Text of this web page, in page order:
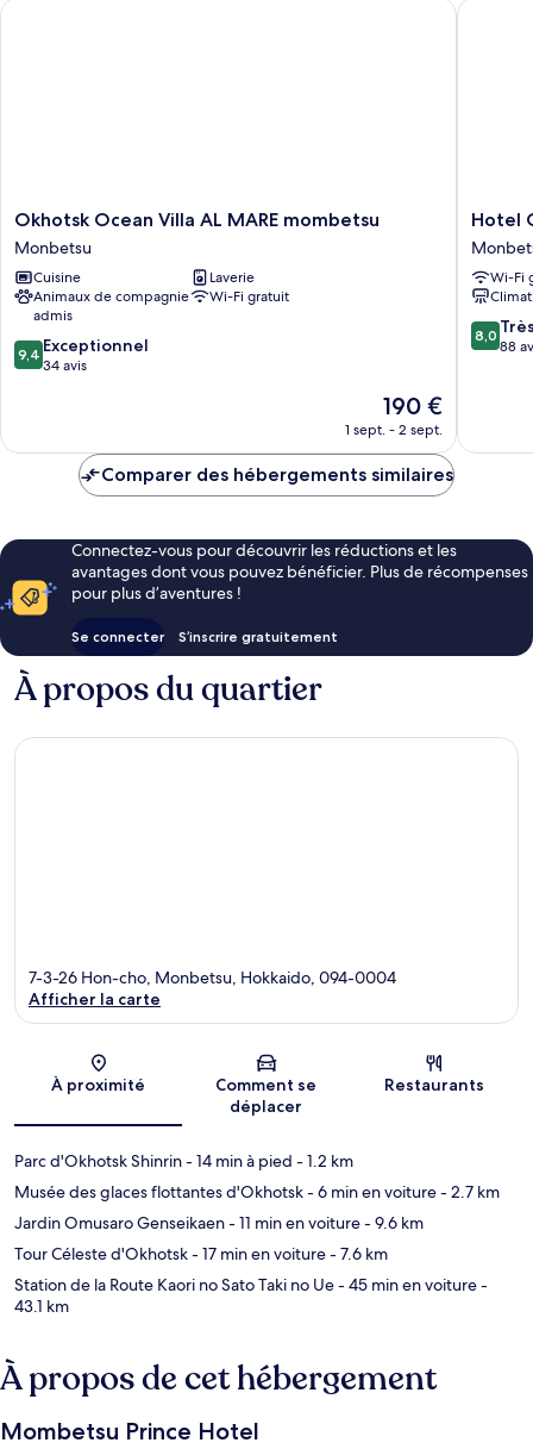
Budget
Okhotsk
Ocean
Villa
AL
MARE
mombetsu
Monbetsu
Okhotsk Ocean Villa AL MARE mombetsu
Monbetsu
Cuisine
Laverie
Animaux de compagnie
admis
Wi-Fi gratuit
9.4
sur
9,4 Exceptionnel
34 avis
Le
nouveau
est
de
190 €
1 sept. - 2 sept.
Okhotsk Ocean Villa AL MARE mombetsu
Hotel
Okhotsk
Palace
Hotel
Wi-Fi
8.0
sur
8,0
88
Hotel
Comparer des hébergements similaires
Connectez-vous pour découvrir les réductions et les
avantages dont vous pouvez bénéficier. Plus de récompenses
pour plus d’aventures !
Se connecter S’inscrire gratuitement
À propos du quartier
Carte
7-3-26 Hon-cho, Monbetsu, Hokkaido, 094-0004
Afficher la carte
À proximité
Comment se
déplacer
Restaurants
Parc d'Okhotsk Shinrin- 14 min à pied - 1.2 km
Musée des glaces flottantes d'Okhotsk- 6 min en voiture- 2.7 km
Jardin Omusaro Genseikaen- 11 min en voiture- 9.6 km
Tour Céleste d'Okhotsk- 17 min en voiture- 7.6 km
Station de la Route Kaori no Sato Taki no Ue- 45 min en voiture-
43.1 km
À propos de cet hébergement
Mombetsu Prince Hotel